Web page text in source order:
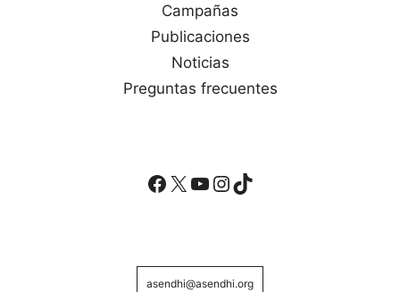
Campañas
Publicaciones
Noticias
Preguntas frecuentes
Facebook
X YouTube
Instagram
TikTok
asendhi@asendhi.org